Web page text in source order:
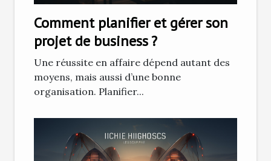
Comment planifier et gérer son
projet de business ?
Une réussite en affaire dépend autant des
moyens, mais aussi d’une bonne
organisation. Planifier...